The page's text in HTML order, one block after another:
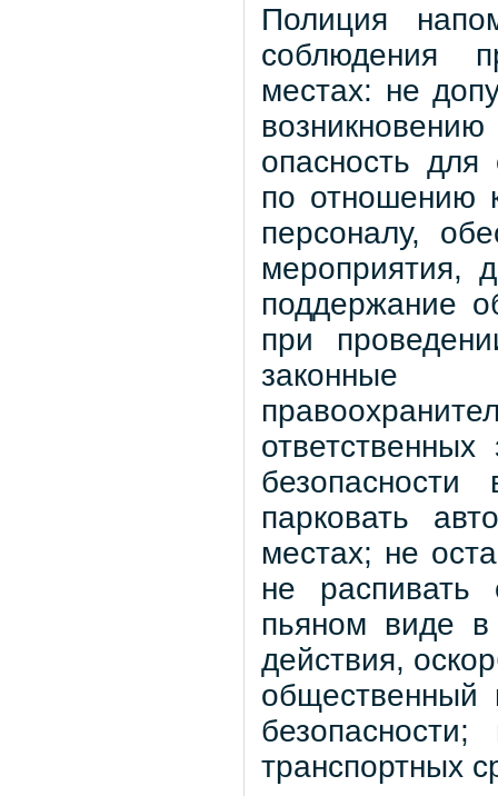
Полиция
соблюдения
местах: не
опасность
по отношению
персоналу,
мероприятия,
поддержание
при
законные
парковать
местах; не
не распивать
пьяном виде
действия,
общественный
транспортных